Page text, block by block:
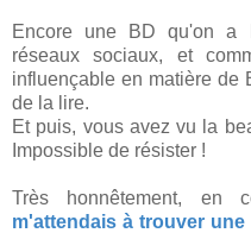
Encore une BD qu'on a
réseaux sociaux, et
influençable en matière de
de la lire.
Et puis, vous avez vu la
Impossible de résister !
Très honnêtement, en
m'attendais à trouver